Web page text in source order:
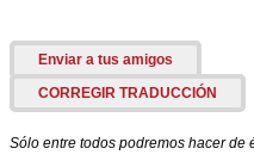
Enviar a tus amigos
CORREGIR TRADUCCIÓN
Sólo entre todos podremos hacer de